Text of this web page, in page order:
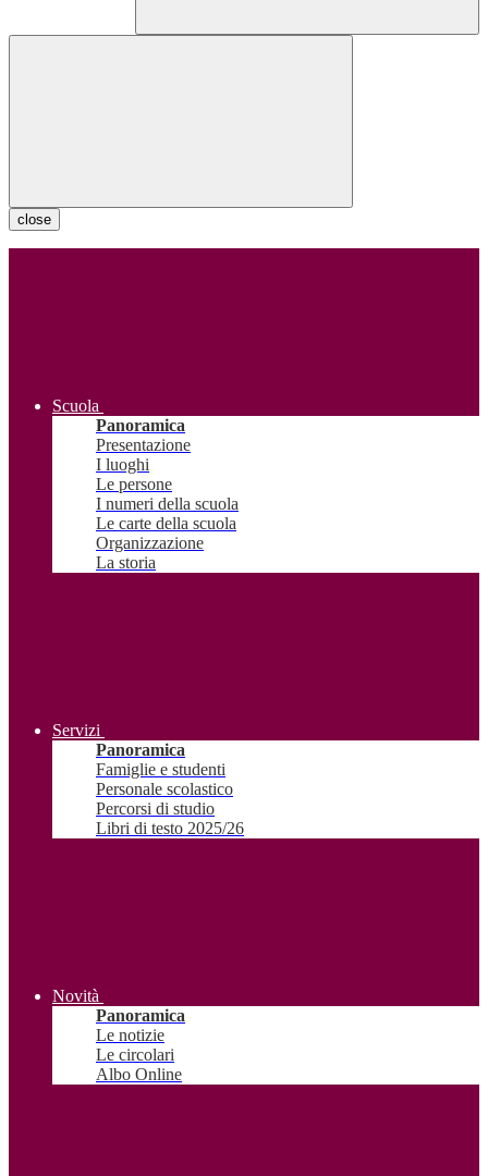
close
Scuola
Panoramica
Presentazione
I luoghi
Le persone
I numeri della scuola
Le carte della scuola
Organizzazione
La storia
Servizi
Panoramica
Famiglie e studenti
Personale scolastico
Percorsi di studio
Libri di testo 2025/26
Novità
Panoramica
Le notizie
Le circolari
Albo Online